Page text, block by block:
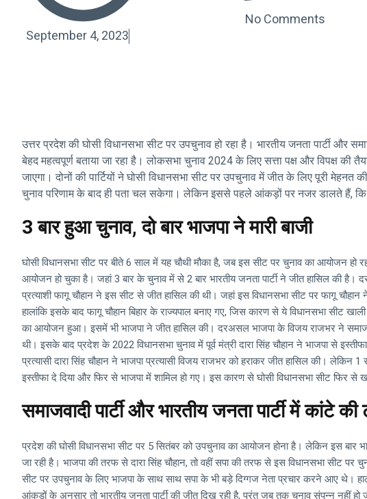
September 4, 2023
No Comments
उत्तर प्रदेश की घोसी विधानसभा सीट पर उपचुनाव हो रहा है। भारतीय जनता पार्टी और
बेहद महत्वपूर्ण बताया जा रहा है। लोकसभा चुनाव 2024 के लिए सत्ता पक्ष और विपक्ष की
जाएगा। दोनों की पार्टियों ने घोसी विधानसभा सीट पर उपचुनाव में जीत के लिए पूरी मेहनत
चुनाव परिणाम के बाद ही पता चल सकेगा। लेकिन इससे पहले आंकड़ों पर नजर डालते हैं,
3 बार हुआ चुनाव, दो बार भाजपा ने मारी बाजी
घोसी विधानसभा सीट पर बीते 6 साल में यह चौथी मौका है, जब इस सीट पर चुनाव का आयोजन हो
आयोजन हो चुका है। जहां 3 बार के चुनाव में से 2 बार भारतीय जनता पार्टी ने जीत हासिल की है।
प्रत्याशी फागू चौहान ने इस सीट से जीत हासिल की थी। जहां इस विधानसभा सीट पर फागू चौहान
हालांकि इसके बाद फागू चौहान बिहार के राज्यपाल बनाए गए, जिस कारण से ये विधानसभा सीट
का आयोजन हुआ। इसमें भी भाजपा ने जीत हासिल की। दरअसल भाजपा के विजय राजभर ने
थी। इसके बाद प्रदेश के 2022 विधानसभा चुनाव में पूर्व मंत्री दारा सिंह चौहान ने भाजपा से
प्रत्यासी दारा सिंह चौहान ने भाजपा प्रत्यासी विजय राजभर को हराकर जीत हासिल की। लेकिन 1
इस्तीफा दे दिया और फिर से भाजपा में शामिल हो गए। इस कारण से घोसी विधानसभा सीट फिर से
समाजवादी पार्टी और भारतीय जनता पार्टी में कांटे
प्रदेश की घोसी विधानसभा सीट पर 5 सितंबर को उपचुनाव का आयोजन होना है। लेकिन इस बार
जा रही है। भाजपा की तरफ से दारा सिंह चौहान, तो वहीं सपा की तरफ से इस विधानसभा सीट पर
सीट पर उपचुनाव के लिए भाजपा के साथ साथ सपा के भी बड़े दिग्गज नेता प्रचार करने आए थे।
आंकड़ों के अनुसार तो भारतीय जनता पार्टी की जीत दिख रही है, परंतु जब तक चुनाव संपन्न नहीं हो